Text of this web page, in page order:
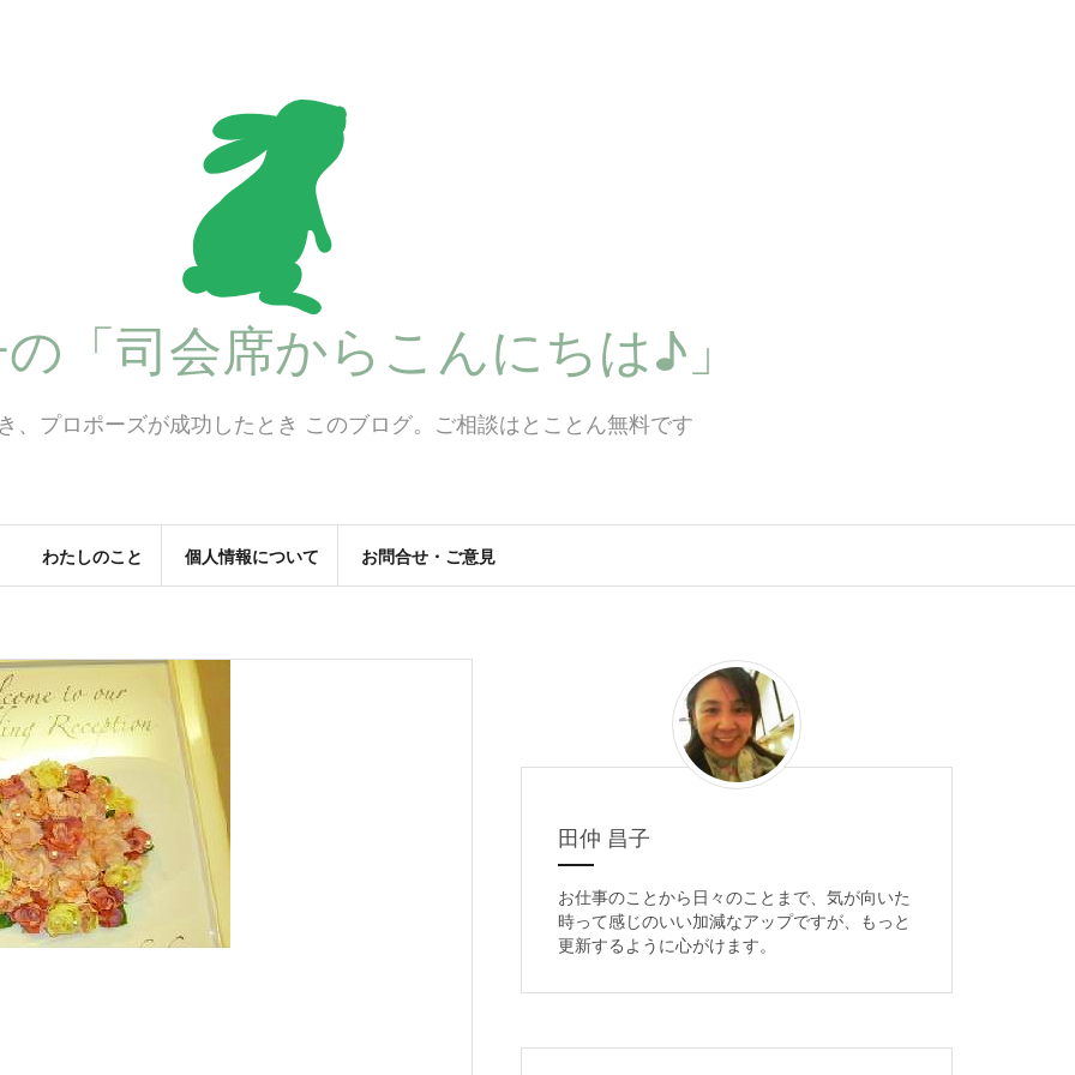
「司会席からこんにちは♪」
、プロポーズが成功したとき このブログ。ご相談はとことん無料です
わたしのこと 個人情報について お問合せ・ご意見
田仲 昌子
お仕事のことから日々のことまで、気が向いた
時って感じのいい加減なアップですが、もっと
更新するように心がけます。